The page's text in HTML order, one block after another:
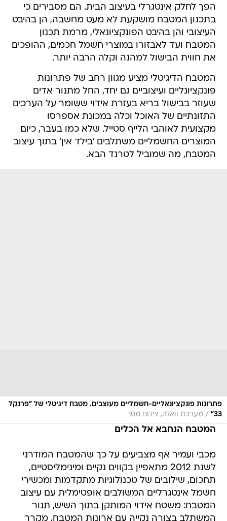
הפך לחלק אינטגרלי בעיצוב הבית. הם מסבירים כי
בתכנון המטבח מושקעת לא מעט מחשבה, הן בהיבט
העיצובי והן בהיבט הפונקציונאלי, מרמת תכנון
המטבח ועד לאבזורו במוצרי חשמל חכמים, ההופכים
את חווית הבישול למהנה וקלה הרבה יותר.
המטבח הדיגיטלי מציע מגוון רחב של פתרונות
פונקציונליים ועיצוביים גם יחד, החל מתנור אדים
שעוזר בבישול בריא בעזרת אידוי ששומר על הערכים
התזונתיים של האוכל וכלה במכונת אספרסו
מקצועית לאוהבי הלייף סטייל. שלא כמו בעבר, כיום
המוצרים החשמליים משתלבים 'בילד אין' בתוך עיצוב
המטבח, מה שמוביל לטרנד הבא.
פתרונות פונקציונאליים-חשמליים מעוצבים. מטבח דיגיטלי של "פרנקל
33"
/ מערכת וואלה, צילום מסך
המטבח הנחבא אל הכלים
מכבי ועמיר אף מצביעים על כך שהמטבח המודרני
לשנת 2012 מתאפיין בקווים נקיים ומינימליסטיים,
תחכום, שילובים של טכנולוגיות מתקדמות ומכשירי
חשמל אינטגרליים המשולבים אופטימלית עם עיצוב
המטבח: משטח אידוי המותקן בתוך השיש, תנור
המשתלב בצורה נקייה עם ארונות המטבח, מקרר